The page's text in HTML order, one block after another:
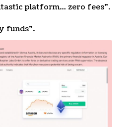
platform… zero fees”.
funds”.